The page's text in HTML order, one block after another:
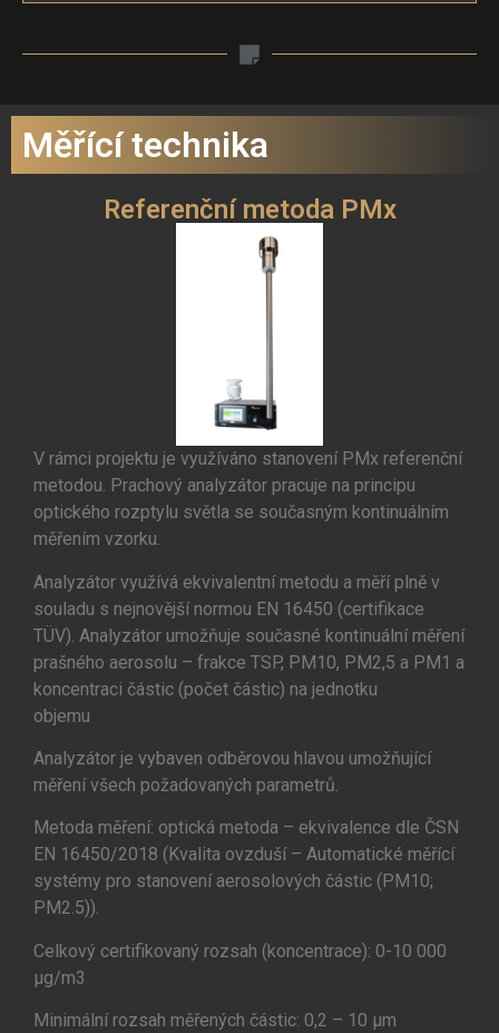
Měřící technika
Referenční metoda PMx
V rámci projektu je využíváno stanovení PMx referenční
metodou. Prachový analyzátor pracuje na principu
optického rozptylu světla se současným kontinuálním
měřením vzorku.
Analyzátor využívá ekvivalentní metodu a měří plně v
souladu s nejnovější normou EN 16450 (certifikace
TÜV). Analyzátor umožňuje současné kontinuální měření
prašného aerosolu – frakce TSP, PM10, PM2,5 a PM1 a
koncentraci částic (počet částic) na jednotku
objemu
Analyzátor je vybaven odběrovou hlavou umožňující
měření všech požadovaných parametrů.
Metoda měření: optická metoda – ekvivalence dle ČSN
EN 16450/2018 (Kvalita ovzduší – Automatické měřící
systémy pro stanovení aerosolových částic (PM10;
PM2.5)).
Celkový certifikovaný rozsah (koncentrace): 0-10 000
μg/m3
Minimální rozsah měřených částic: 0,2 – 10 µm